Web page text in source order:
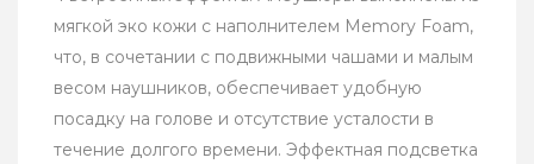
мягкой эко кожи с наполнителем Memory Foam,
что, в сочетании с подвижными чашами и малым
весом наушников, обеспечивает удобную
посадку на голове и отсутствие усталости в
течение долгого времени. Эффектная подсветка